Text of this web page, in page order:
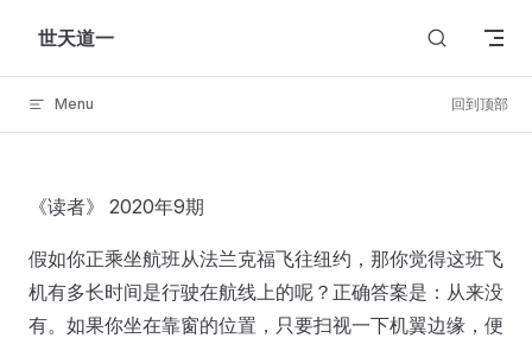
Skip to content
世天道一
Menu 回到顶部
《读者》 2020年9期
假如你正乘坐航班从法兰克福飞往纽约，那你觉得这班飞
机有多长时间是行驶在航线上的呢？正确答案是：从来没
有。如果你坐在靠窗的位置，只要扫视一下机翼边缘，便